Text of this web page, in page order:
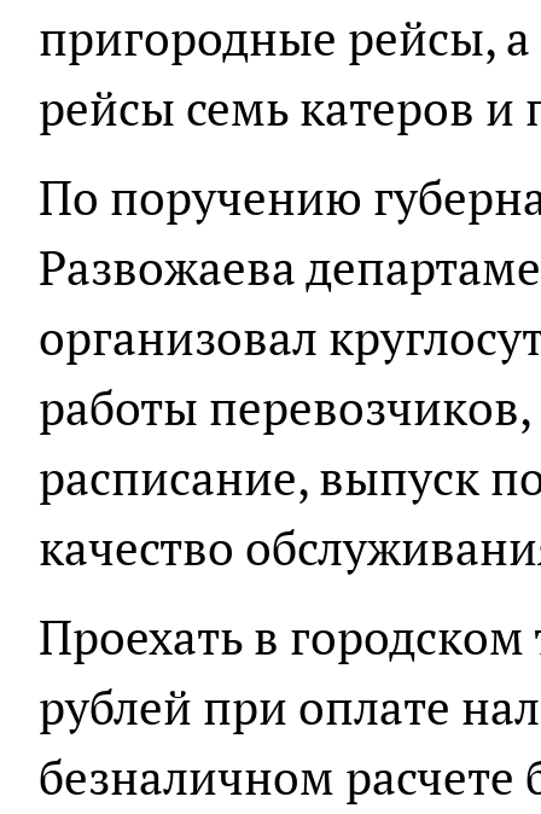
пригородные рейсы,
рейсы семь катеров и
По поручению
Развожаева
организовал
работы
расписание, выпуск
качество
Проехать в
рублей при оплате
безналичном расчете